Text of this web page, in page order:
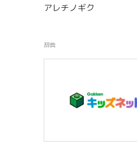
アレチノギク
辞典